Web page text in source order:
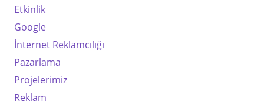
Etkinlik
Google
İnternet Reklamcılığı
Pazarlama
Projelerimiz
Reklam